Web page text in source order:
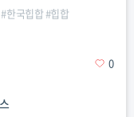
#한국힙합#힙합
0